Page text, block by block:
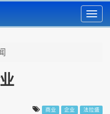
商业 企业 法拉盛